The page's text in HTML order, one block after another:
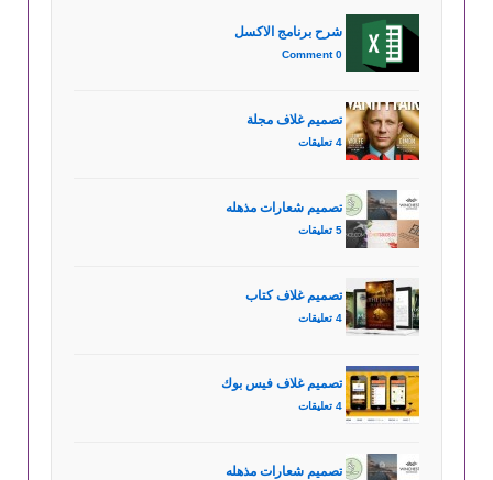
شرح برنامج الاكسل
0 Comment
تصميم غلاف مجلة
4 تعليقات
تصميم شعارات مذهله
5 تعليقات
تصميم غلاف كتاب
4 تعليقات
تصميم غلاف فيس بوك
4 تعليقات
تصميم شعارات مذهله